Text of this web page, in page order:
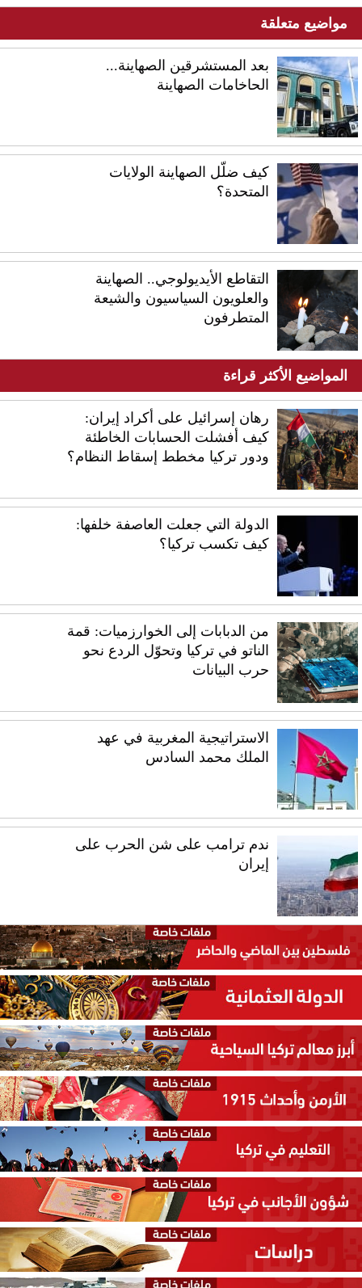
مواضيع متعلقة
بعد المستشرقين الصهاينة...
الحاخامات الصهاينة
كيف ضلّل الصهاينة الولايات
المتحدة؟
التقاطع الأيديولوجي.. الصهاينة
والعلويون السياسيون والشيعة
المتطرفون
المواضيع الأكثر قراءة
رهان إسرائيل على أكراد إيران:
كيف أفشلت الحسابات الخاطئة
ودور تركيا مخطط إسقاط النظام؟
الدولة التي جعلت العاصفة خلفها:
كيف تكسب تركيا؟
من الدبابات إلى الخوارزميات: قمة
الناتو في تركيا وتحوّل الردع نحو
حرب البيانات
الاستراتيجية المغربية في عهد
الملك محمد السادس
ندم ترامب على شن الحرب على
إيران